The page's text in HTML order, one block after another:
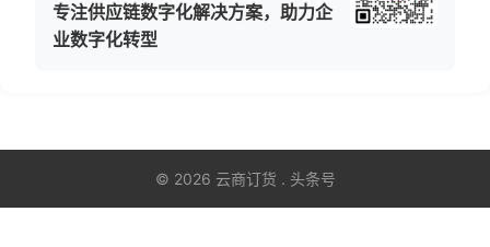
专注供应链数字化解决方案，助力企
业数字化转型
© 2026 云商订货 . 头条号